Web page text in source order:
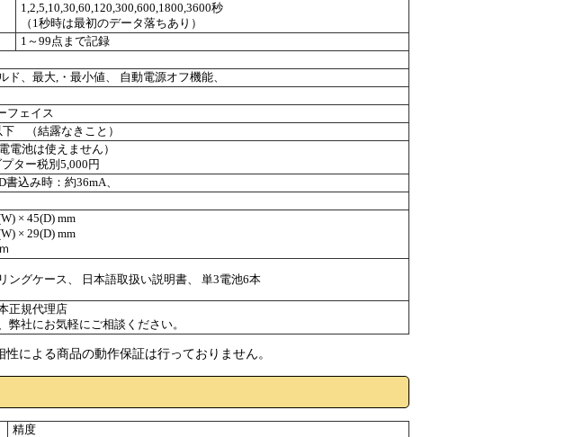
1,2,5,10,30,60,120,300,600,1800,3600秒
（1秒時は最初のデータ落ちあり）
1～99点まで記録
ド、最大,・最小値、 自動電源オフ機能、
フェイス
（結露なきこと）
池は使えません）
ター税別5,000円
込み時：約36mA、
× 45(D) mm
× 29(D) mm
ングケース、 日本語取扱い説明書、 単3電池6本
正規代理店
弊社にお気軽にご相談ください。
による商品の動作保証は行っておりません。
精度